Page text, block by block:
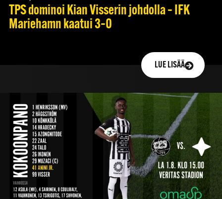
TPS dominoi Kian Visserin johdolla – IFK
Mariehamn kaatui 3–0
LUE LISÄÄ